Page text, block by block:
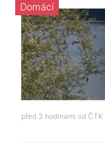
Domácí
před 3 hodinami od ČTK